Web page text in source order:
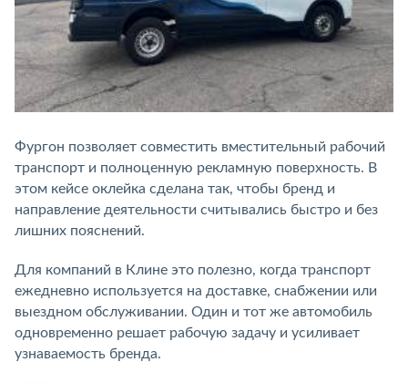
Фургон позволяет совместить вместительный рабочий
транспорт и полноценную рекламную поверхность. В
этом кейсе оклейка сделана так, чтобы бренд и
направление деятельности считывались быстро и без
лишних пояснений.
Для компаний в Клине это полезно, когда транспорт
ежедневно используется на доставке, снабжении или
выездном обслуживании. Один и тот же автомобиль
одновременно решает рабочую задачу и усиливает
узнаваемость бренда.